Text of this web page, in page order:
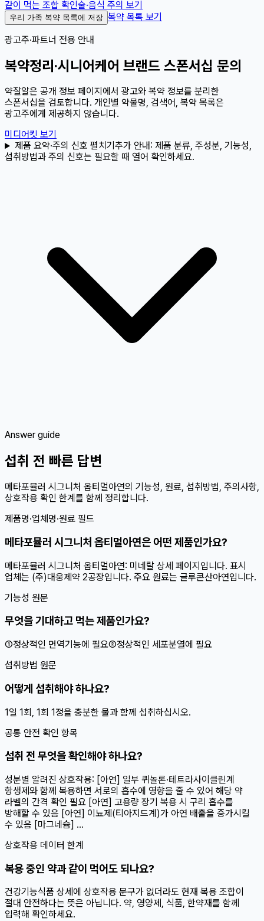
같이 먹는 조합 확인술·음식 주의 보기
우리 가족 복약 목록에 저장 복약 목록 보기
광고주·파트너 전용 안내
복약정리·시니어케어 브랜드 스폰서십 문의
약잘알은 공개 정보 페이지에서 광고와 복약 정보를 분리한
스폰서십을 검토합니다. 개인별 약물명, 검색어, 복약 목록은
광고주에게 제공하지 않습니다.
미디어킷 보기
제품 요약·주의 신호 펼치기 추가 안내: 제품 분류, 주성분, 기능성,
섭취방법과 주의 신호는 필요할 때 열어 확인하세요.
Answer guide
섭취 전 빠른 답변
메타포뮬러 시그니처 옵티멀아연의 기능성, 원료, 섭취방법, 주의사항,
상호작용 확인 한계를 함께 정리합니다.
제품명·업체명·원료 필드
메타포뮬러 시그니처 옵티멀아연은 어떤 제품인가요?
메타포뮬러 시그니처 옵티멀아연: 미네랄 상세 페이지입니다. 표시
업체는 (주)대웅제약 2공장입니다. 주요 원료는 글루콘산아연입니다.
기능성 원문
무엇을 기대하고 먹는 제품인가요?
①정상적인 면역기능에 필요②정상적인 세포분열에 필요
섭취방법 원문
어떻게 섭취해야 하나요?
1일 1회, 1회 1정을 충분한 물과 함께 섭취하십시오.
공통 안전 확인 항목
섭취 전 무엇을 확인해야 하나요?
성분별 알려진 상호작용: [아연] 일부 퀴놀론·테트라사이클린계
항생제와 함께 복용하면 서로의 흡수에 영향을 줄 수 있어 해당 약
라벨의 간격 확인 필요 [아연] 고용량 장기 복용 시 구리 흡수를
방해할 수 있음 [아연] 이뇨제(티아지드계)가 아연 배출을 증가시킬
수 있음 [마그네슘] ...
상호작용 데이터 한계
복용 중인 약과 같이 먹어도 되나요?
건강기능식품 상세에 상호작용 문구가 없더라도 현재 복용 조합이
절대 안전하다는 뜻은 아닙니다. 약, 영양제, 식품, 한약재를 함께
입력해 확인하세요.